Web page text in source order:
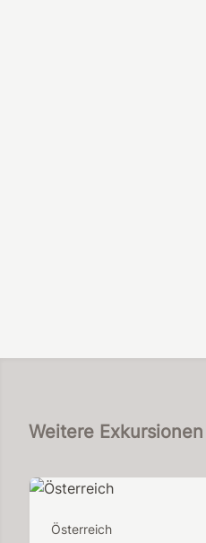
Weitere Exkursionen
Österreich